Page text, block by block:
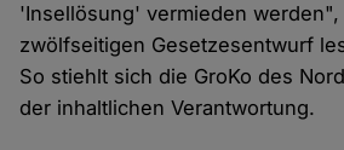
'Insellösung' vermieden werden",
zwölfseitigen Gesetzesentwurf
So stiehlt sich die GroKo des
der inhaltlichen Verantwortung.